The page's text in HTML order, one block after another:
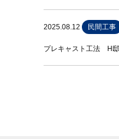
2025.08.12 民間工事
プレキャスト工法 H